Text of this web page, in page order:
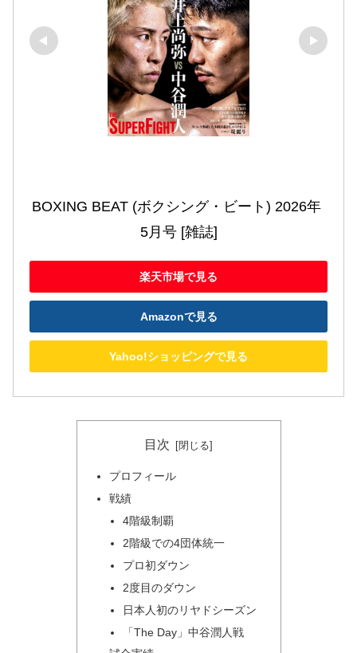
BOXING BEAT (ボクシング・ビート) 2026年
5月号 [雑誌]
楽天市場で見る
Amazonで見る
Yahoo!ショッピングで見る
目次
プロフィール
戦績
4階級制覇
2階級での4団体統一
プロ初ダウン
2度目のダウン
日本人初のリヤドシーズン
「The Day」中谷潤人戦